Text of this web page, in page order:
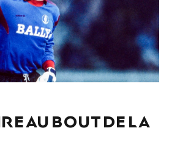
AU BOUT DE LA